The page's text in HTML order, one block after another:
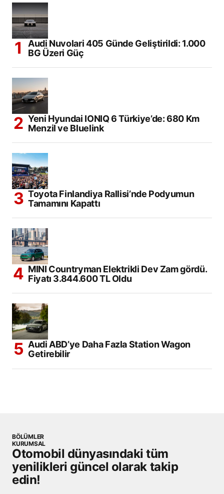
Audi Nuvolari 405 Günde Geliştirildi: 1.000
BG Üzeri Güç
Yeni Hyundai IONIQ 6 Türkiye’de: 680 Km
Menzil ve Bluelink
Toyota Finlandiya Rallisi’nde Podyumun
Tamamını Kapattı
MINI Countryman Elektrikli Dev Zam gördü.
Fiyatı 3.844.600 TL Oldu
Audi ABD’ye Daha Fazla Station Wagon
Getirebilir
BÖLÜMLER
KURUMSAL
Otomobil dünyasındaki tüm
yenilikleri güncel olarak takip
edin!